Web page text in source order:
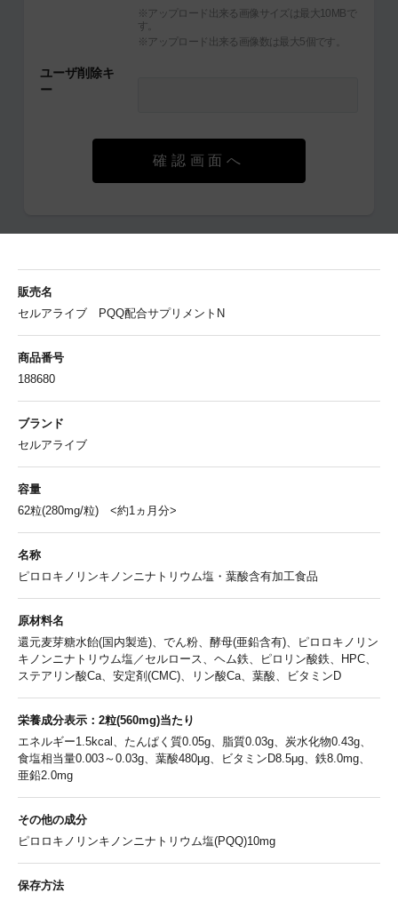
※アップロード出来る画像サイズは最大10MBで
す。
※アップロード出来る画像数は最大5個です。
ユーザ削除キ
ー
確認画面へ
販売名
セルアライブ PQQ配合サプリメントN
商品番号
188680
ブランド
セルアライブ
容量
62粒(280mg/粒) <約1ヵ月分>
名称
ピロロキノリンキノンニナトリウム塩・葉酸含有加工食品
原材料名
還元麦芽糖水飴(国内製造)、でん粉、酵母(亜鉛含有)、ピロロキノリン
キノンニナトリウム塩／セルロース、ヘム鉄、ピロリン酸鉄、HPC、
ステアリン酸Ca、安定剤(CMC)、リン酸Ca、葉酸、ビタミンD
栄養成分表示：2粒(560mg)当たり
エネルギー1.5kcal、たんぱく質0.05g、脂質0.03g、炭水化物0.43g、
食塩相当量0.003～0.03g、葉酸480μg、ビタミンD8.5μg、鉄8.0mg、
亜鉛2.0mg
その他の成分
ピロロキノリンキノンニナトリウム塩(PQQ)10mg
保存方法